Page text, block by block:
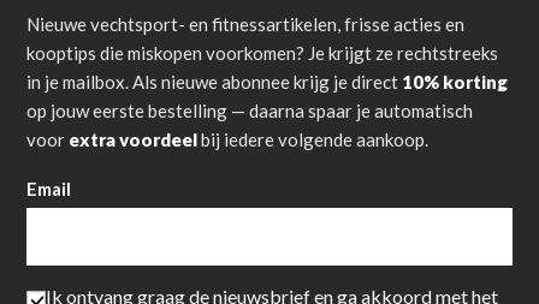
Nieuwe vechtsport- en fitnessartikelen, frisse acties en
kooptips die miskopen voorkomen? Je krijgt ze rechtstreeks
in je mailbox. Als nieuwe abonnee krijg je direct 10% korting
op jouw eerste bestelling — daarna spaar je automatisch
voor extra voordeelbij iedere volgende aankoop.
Email
Ik ontvang graag de nieuwsbrief en ga akkoord met het